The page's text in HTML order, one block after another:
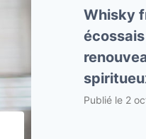
Whisky
Publié le 2